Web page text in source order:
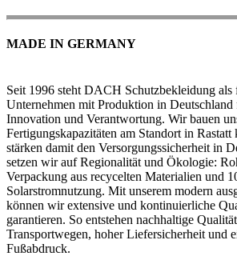
MADE IN GERMANY
Seit 1996 steht DACH Schutzbekleidung als
Unternehmen mit Produktion in Deutschland
Innovation und Verantwortung. Wir bauen
Fertigungskapazitäten am Standort in
stärken damit den Versorgungssicherheit in
setzen wir auf Regionalität und Ökologie:
Verpackung aus recycelten Materialien und
Solarstromnutzung. Mit unserem modern
können wir extensive und kontinuierliche
garantieren. So entstehen nachhaltige
Transportwegen, hoher Liefersicherheit und
Fußabdruck.